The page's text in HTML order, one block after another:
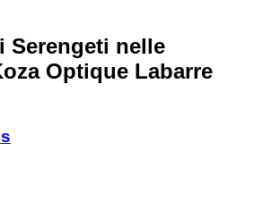
Serengeti nelle
Optique Labarre